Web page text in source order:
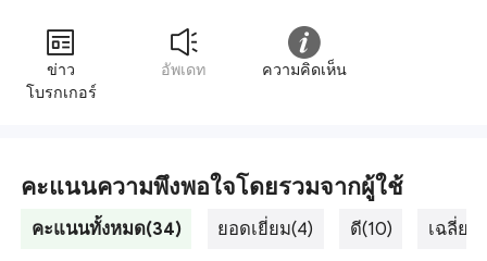
ข่าว
โบรกเกอร์
อัพเดท ความคิดเห็น
คะแนนความพึงพอใจโดยรวมจากผู้ใช้
คะแนนทั้งหมด(34) ยอดเยี่ยม(4) ดี(10) เฉลี่ย